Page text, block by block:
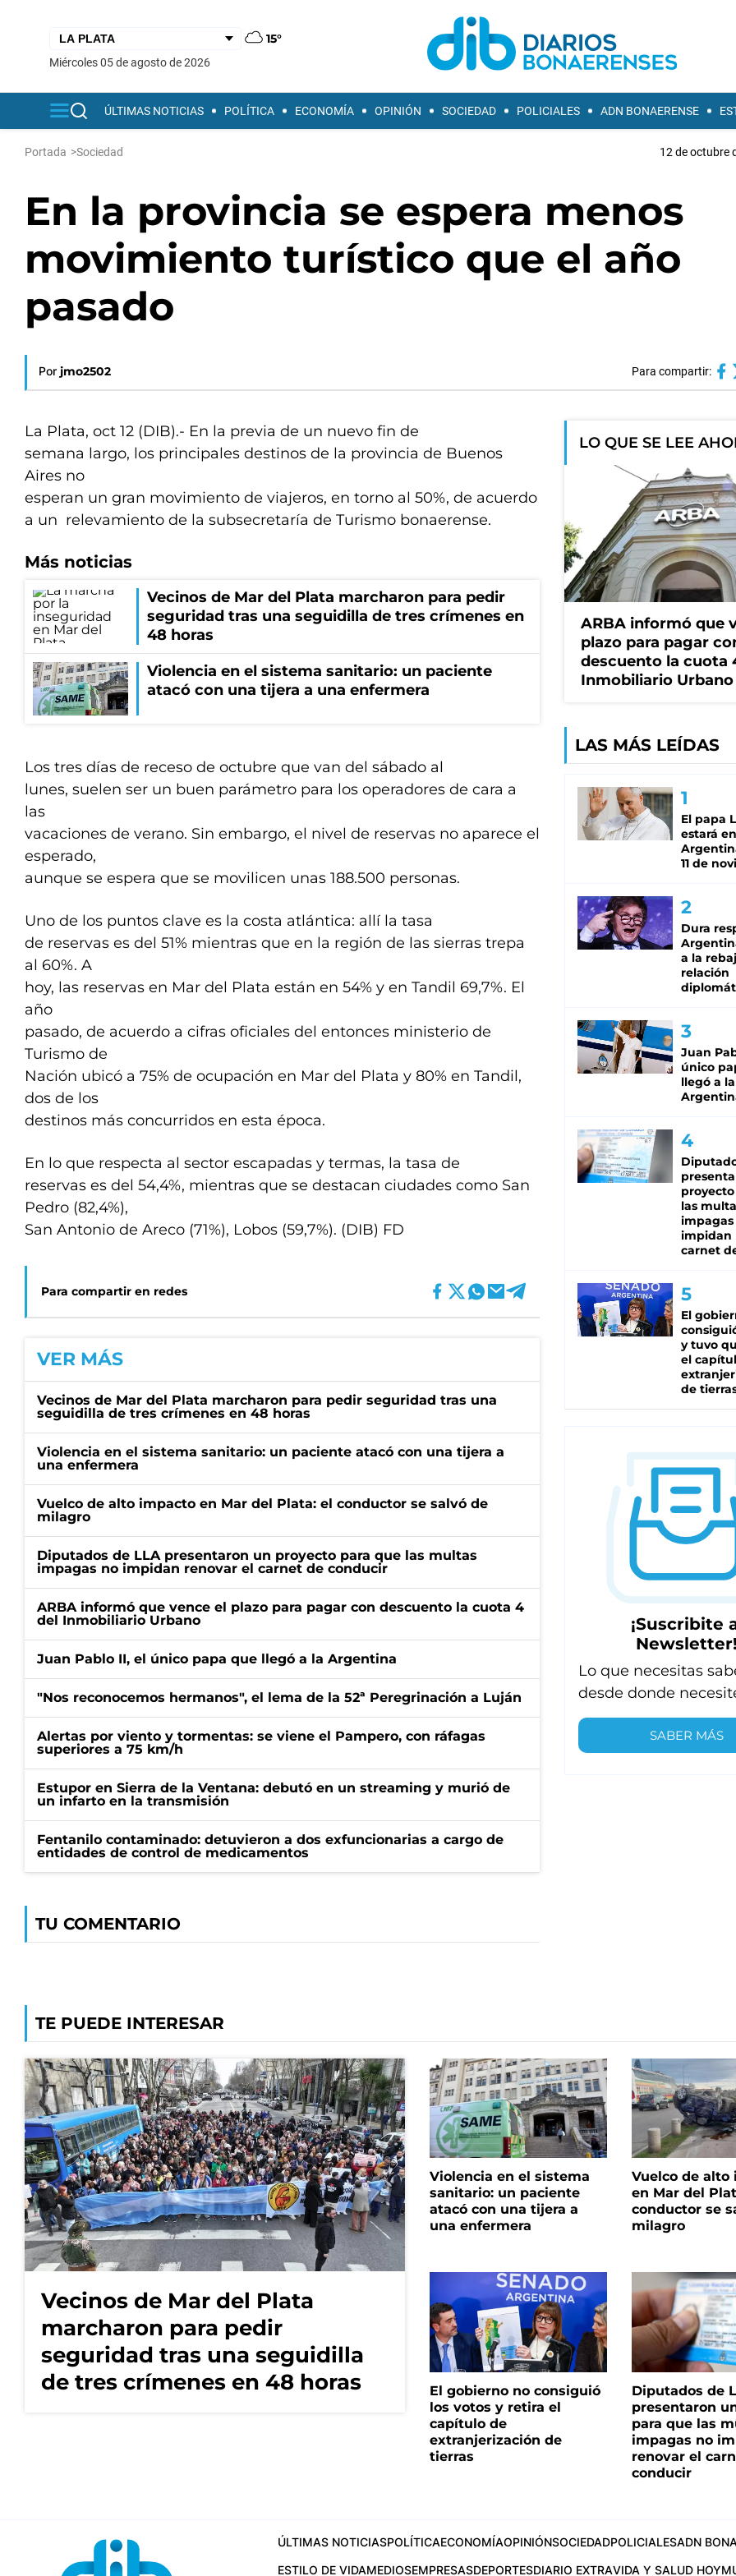
15°
miércoles 05 de agosto de 2026
ÚLTIMAS NOTICIAS POLÍTICA ECONOMÍA OPINIÓN SOCIEDAD POLICIALES ADN BONAERENSE
Portada >Sociedad 12 de octubre
En la provincia se espera menos
movimiento turístico que el año
pasado
Por jmo2502 Para compartir:
La Plata, oct 12 (DIB).- En la previa de un nuevo fin de
semana largo, los principales destinos de la provincia de Buenos
Aires no
esperan un gran movimiento de viajeros, en torno al 50%, de acuerdo
a un relevamiento de la subsecretaría de Turismo bonaerense.
Más noticias
Vecinos de Mar del Plata marcharon para pedir
seguridad tras una seguidilla de tres crímenes en
48 horas
Violencia en el sistema sanitario: un paciente
atacó con una tijera a una enfermera
Los tres días de receso de octubre que van del sábado al
lunes, suelen ser un buen parámetro para los operadores de cara a
las
vacaciones de verano. Sin embargo, el nivel de reservas no aparece el
esperado,
aunque se espera que se movilicen unas 188.500 personas.
Uno de los puntos clave es la costa atlántica: allí la tasa
de reservas es del 51% mientras que en la región de las sierras trepa
al 60%. A
hoy, las reservas en Mar del Plata están en 54% y en Tandil 69,7%. El
año
pasado, de acuerdo a cifras oficiales del entonces ministerio de
Turismo de
Nación ubicó a 75% de ocupación en Mar del Plata y 80% en Tandil,
dos de los
destinos más concurridos en esta época.
En lo que respecta al sector escapadas y termas, la tasa de
reservas es del 54,4%, mientras que se destacan ciudades como San
Pedro (82,4%),
San Antonio de Areco (71%), Lobos (59,7%). (DIB) FD
Para compartir en redes
VER MÁS
Vecinos de Mar del Plata marcharon para pedir seguridad tras una
seguidilla de tres crímenes en 48 horas
Violencia en el sistema sanitario: un paciente atacó con una tijera a
una enfermera
Vuelco de alto impacto en Mar del Plata: el conductor se salvó de
milagro
Diputados de LLA presentaron un proyecto para que las multas
impagas no impidan renovar el carnet de conducir
ARBA informó que vence el plazo para pagar con descuento la cuota 4
del Inmobiliario Urbano
Juan Pablo II, el único papa que llegó a la Argentina
"Nos reconocemos hermanos", el lema de la 52ª Peregrinación a Luján
Alertas por viento y tormentas: se viene el Pampero, con ráfagas
superiores a 75 km/h
Estupor en Sierra de la Ventana: debutó en un streaming y murió de
un infarto en la transmisión
Fentanilo contaminado: detuvieron a dos exfuncionarias a cargo de
entidades de control de medicamentos
TU COMENTARIO
LO QUE SE LEE
ARBA informó que
plazo para pagar
descuento la cuota
Inmobiliario Urbano
LAS MÁS LEÍDAS
El papa
estará
11 de
Dura
a la
relación
Juan
único
llegó a la
las
impagas
impidan
carnet
El
y tuvo
el
de
¡Suscribite
Newsletter!
Lo que necesitas
desde donde
SABER MÁS
TE PUEDE INTERESAR
Vecinos de Mar del Plata
marcharon para pedir
seguridad tras una seguidilla
de tres crímenes en 48 horas
Violencia en el sistema
sanitario: un paciente
atacó con una tijera a
una enfermera
Vuelco de alto
en Mar del
conductor se
milagro
El gobierno no consiguió
los votos y retira el
capítulo de
extranjerización de
tierras
Diputados de
presentaron
para que las
impagas no
renovar el
conducir
ÚLTIMAS NOTICIASPOLÍTICAECONOMÍAOPINIÓNSOCIEDADPOLICIALESADN
ESTILO DE VIDAMEDIOSEMPRESASDEPORTESDIARIO EXTRAVIDA Y SALUD HOY